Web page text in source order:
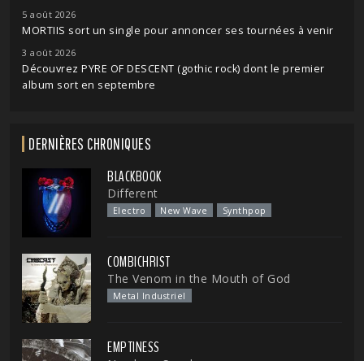
5 août 2026
MORTIIS sort un single pour annoncer ses tournées à venir
3 août 2026
Découvrez PYRE OF DESCENT (gothic rock) dont le premier
album sort en septembre
DERNIÈRES CHRONIQUES
BLACKBOOK
Different
Electro New Wave Synthpop
COMBICHRIST
The Venom in the Mouth of God
Metal Industriel
EMPTINESS